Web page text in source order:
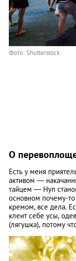
Фото: Shutterstock
О
Есть у меня
активом —
тайцем — Нуп
основном почему-
кремом, все дела.
клеит себе усы,
(лягушка), потому